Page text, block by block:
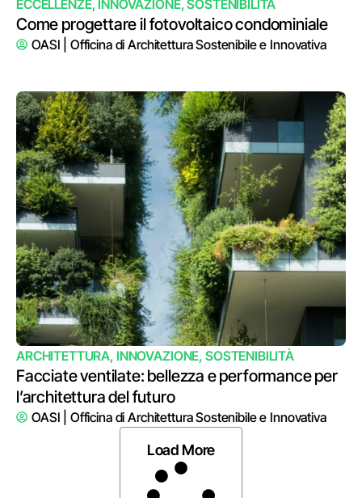
ECCELLENZE,INNOVAZIONE,SOSTENIBILITÀ
Come progettare il fotovoltaico condominiale
OASI | Officina di Architettura Sostenibile e Innovativa
ARCHITETTURA, INNOVAZIONE, SOSTENIBILITÀ
Facciate ventilate: bellezza e performance per
l’architettura del futuro
OASI | Officina di Architettura Sostenibile e Innovativa
Load More